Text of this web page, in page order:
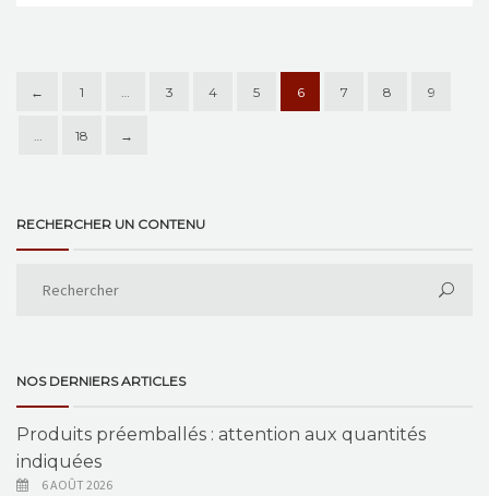
← 1 … 3 4 5 6 7 8 9
… 18 →
RECHERCHER UN CONTENU
NOS DERNIERS ARTICLES
Produits préemballés : attention aux quantités
indiquées
6 AOÛT 2026